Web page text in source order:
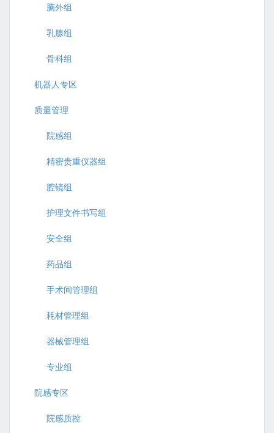
脑外组
乳腺组
骨科组
机器人专区
质量管理
院感组
精密贵重仪器组
腔镜组
护理文件书写组
安全组
药品组
手术间管理组
耗材管理组
器械管理组
专业组
院感专区
院感质控